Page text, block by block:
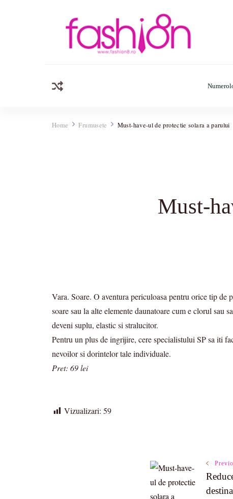
Home Frumusete Must-have-ul de protectie solara a parului
Must-
Vara. Soare. O aventura periculoasa pentru orice tip de
soare sau la alte elemente daunatoare cum e clorul
deveni suplu, elastic si stralucitor.
Pentru un plus de ingrijire, cere specialistului SP sa iti
nevoilor si dorintelor tale individuale.
Pret: 69 lei
Vizualizari: 59
Navigation